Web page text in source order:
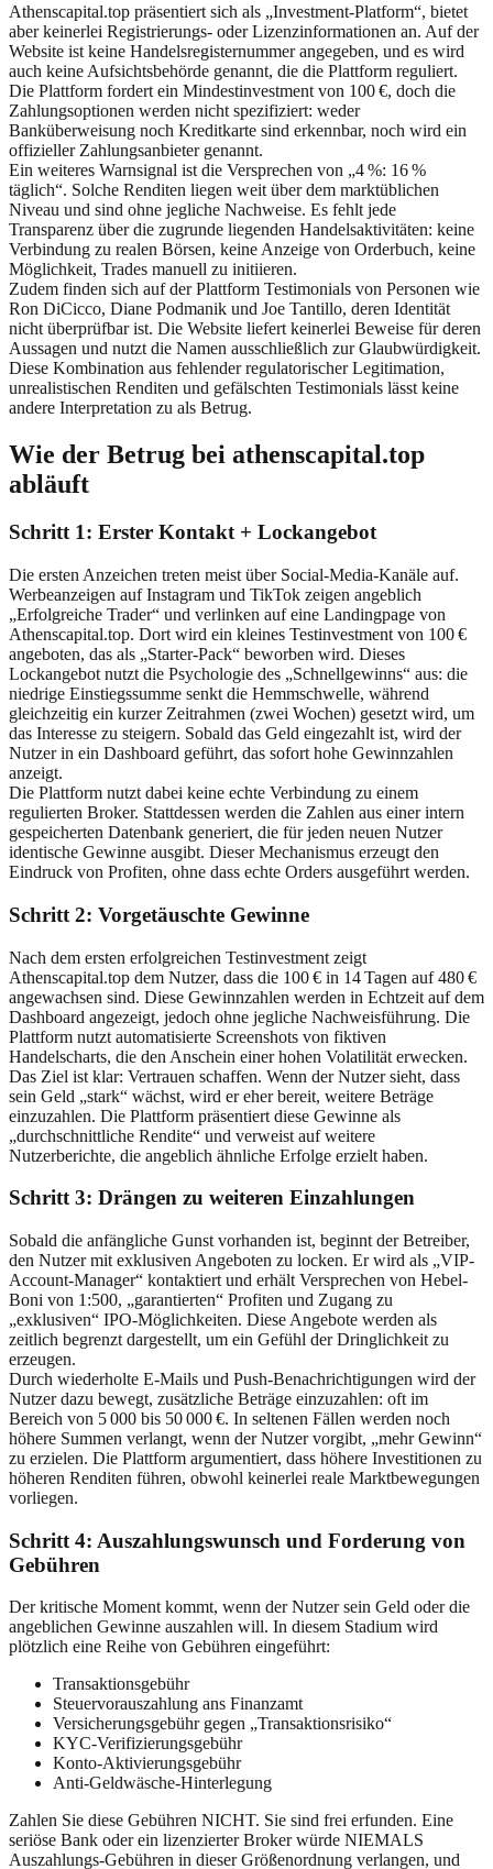
Athenscapital.top präsentiert sich als „Investment-Platform“, bietet
aber keinerlei Registrierungs- oder Lizenzinformationen an. Auf der
Website ist keine Handelsregisternummer angegeben, und es wird
auch keine Aufsichtsbehörde genannt, die die Plattform reguliert.
Die Plattform fordert ein Mindestinvestment von 100 €, doch die
Zahlungsoptionen werden nicht spezifiziert: weder
Banküberweisung noch Kreditkarte sind erkennbar, noch wird ein
offizieller Zahlungsanbieter genannt.
Ein weiteres Warnsignal ist die Versprechen von „4 %: 16 %
täglich“. Solche Renditen liegen weit über dem marktüblichen
Niveau und sind ohne jegliche Nachweise. Es fehlt jede
Transparenz über die zugrunde liegenden Handelsaktivitäten: keine
Verbindung zu realen Börsen, keine Anzeige von Orderbuch, keine
Möglichkeit, Trades manuell zu initiieren.
Zudem finden sich auf der Plattform Testimonials von Personen wie
Ron DiCicco, Diane Podmanik und Joe Tantillo, deren Identität
nicht überprüfbar ist. Die Website liefert keinerlei Beweise für deren
Aussagen und nutzt die Namen ausschließlich zur Glaubwürdigkeit.
Diese Kombination aus fehlender regulatorischer Legitimation,
unrealistischen Renditen und gefälschten Testimonials lässt keine
andere Interpretation zu als Betrug.
Wie der Betrug bei athenscapital.top
abläuft
Schritt 1: Erster Kontakt + Lockangebot
Die ersten Anzeichen treten meist über Social-Media-Kanäle auf.
Werbeanzeigen auf Instagram und TikTok zeigen angeblich
„Erfolgreiche Trader“ und verlinken auf eine Landingpage von
Athenscapital.top. Dort wird ein kleines Testinvestment von 100 €
angeboten, das als „Starter-Pack“ beworben wird. Dieses
Lockangebot nutzt die Psychologie des „Schnellgewinns“ aus: die
niedrige Einstiegssumme senkt die Hemmschwelle, während
gleichzeitig ein kurzer Zeitrahmen (zwei Wochen) gesetzt wird, um
das Interesse zu steigern. Sobald das Geld eingezahlt ist, wird der
Nutzer in ein Dashboard geführt, das sofort hohe Gewinnzahlen
anzeigt.
Die Plattform nutzt dabei keine echte Verbindung zu einem
regulierten Broker. Stattdessen werden die Zahlen aus einer intern
gespeicherten Datenbank generiert, die für jeden neuen Nutzer
identische Gewinne ausgibt. Dieser Mechanismus erzeugt den
Eindruck von Profiten, ohne dass echte Orders ausgeführt werden.
Schritt 2: Vorgetäuschte Gewinne
Nach dem ersten erfolgreichen Testinvestment zeigt
Athenscapital.top dem Nutzer, dass die 100 € in 14 Tagen auf 480 €
angewachsen sind. Diese Gewinnzahlen werden in Echtzeit auf dem
Dashboard angezeigt, jedoch ohne jegliche Nachweisführung. Die
Plattform nutzt automatisierte Screenshots von fiktiven
Handelscharts, die den Anschein einer hohen Volatilität erwecken.
Das Ziel ist klar: Vertrauen schaffen. Wenn der Nutzer sieht, dass
sein Geld „stark“ wächst, wird er eher bereit, weitere Beträge
einzuzahlen. Die Plattform präsentiert diese Gewinne als
„durchschnittliche Rendite“ und verweist auf weitere
Nutzerberichte, die angeblich ähnliche Erfolge erzielt haben.
Schritt 3: Drängen zu weiteren Einzahlungen
Sobald die anfängliche Gunst vorhanden ist, beginnt der Betreiber,
den Nutzer mit exklusiven Angeboten zu locken. Er wird als „VIP-
Account-Manager“ kontaktiert und erhält Versprechen von Hebel-
Boni von 1:500, „garantierten“ Profiten und Zugang zu
„exklusiven“ IPO-Möglichkeiten. Diese Angebote werden als
zeitlich begrenzt dargestellt, um ein Gefühl der Dringlichkeit zu
erzeugen.
Durch wiederholte E-Mails und Push-Benachrichtigungen wird der
Nutzer dazu bewegt, zusätzliche Beträge einzuzahlen: oft im
Bereich von 5 000 bis 50 000 €. In seltenen Fällen werden noch
höhere Summen verlangt, wenn der Nutzer vorgibt, „mehr Gewinn“
zu erzielen. Die Plattform argumentiert, dass höhere Investitionen zu
höheren Renditen führen, obwohl keinerlei reale Marktbewegungen
vorliegen.
Schritt 4: Auszahlungswunsch und Forderung von
Gebühren
Der kritische Moment kommt, wenn der Nutzer sein Geld oder die
angeblichen Gewinne auszahlen will. In diesem Stadium wird
plötzlich eine Reihe von Gebühren eingeführt:
Transaktionsgebühr
Steuervorauszahlung ans Finanzamt
Versicherungsgebühr gegen „Transaktionsrisiko“
KYC-Verifizierungsgebühr
Konto-Aktivierungsgebühr
Anti-Geldwäsche-Hinterlegung
Zahlen Sie diese Gebühren NICHT. Sie sind frei erfunden. Eine
seriöse Bank oder ein lizenzierter Broker würde NIEMALS
Auszahlungs-Gebühren in dieser Größenordnung verlangen, und